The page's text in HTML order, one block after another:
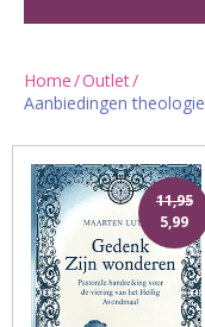
Home/Outlet/
Aanbiedingen theologie
11,95
5,99